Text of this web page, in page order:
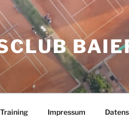
Training Impressum